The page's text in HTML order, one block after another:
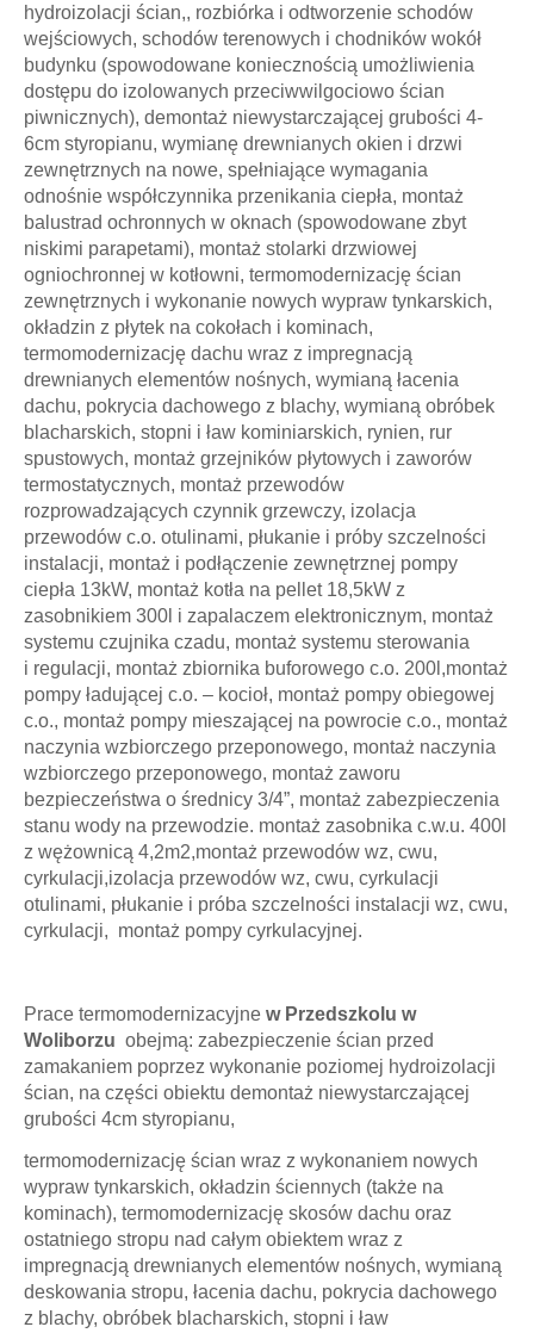
hydroizolacji ścian,, rozbiórka i odtworzenie schodów
wejściowych, schodów terenowych i chodników wokół
budynku (spowodowane koniecznością umożliwienia
dostępu do izolowanych przeciwwilgociowo ścian
piwnicznych), demontaż niewystarczającej grubości 4-
6cm styropianu, wymianę drewnianych okien i drzwi
zewnętrznych na nowe, spełniające wymagania
odnośnie współczynnika przenikania ciepła, montaż
balustrad ochronnych w oknach (spowodowane zbyt
niskimi parapetami), montaż stolarki drzwiowej
ogniochronnej w kotłowni, termomodernizację ścian
zewnętrznych i wykonanie nowych wypraw tynkarskich,
okładzin z płytek na cokołach i kominach,
termomodernizację dachu wraz z impregnacją
drewnianych elementów nośnych, wymianą łacenia
dachu, pokrycia dachowego z blachy, wymianą obróbek
blacharskich, stopni i ław kominiarskich, rynien, rur
spustowych, montaż grzejników płytowych i zaworów
termostatycznych, montaż przewodów
rozprowadzających czynnik grzewczy, izolacja
przewodów c.o. otulinami, płukanie i próby szczelności
instalacji, montaż i podłączenie zewnętrznej pompy
ciepła 13kW, montaż kotła na pellet 18,5kW z
zasobnikiem 300l i zapalaczem elektronicznym, montaż
systemu czujnika czadu, montaż systemu sterowania
i regulacji, montaż zbiornika buforowego c.o. 200l,montaż
pompy ładującej c.o. – kocioł, montaż pompy obiegowej
c.o., montaż pompy mieszającej na powrocie c.o., montaż
naczynia wzbiorczego przeponowego, montaż naczynia
wzbiorczego przeponowego, montaż zaworu
bezpieczeństwa o średnicy 3/4”, montaż zabezpieczenia
stanu wody na przewodzie. montaż zasobnika c.w.u. 400l
z wężownicą 4,2m2,montaż przewodów wz, cwu,
cyrkulacji,izolacja przewodów wz, cwu, cyrkulacji
otulinami, płukanie i próba szczelności instalacji wz, cwu,
cyrkulacji, montaż pompy cyrkulacyjnej.
Prace termomodernizacyjne w Przedszkolu w
Woliborzu obejmą: zabezpieczenie ścian przed
zamakaniem poprzez wykonanie poziomej hydroizolacji
ścian, na części obiektu demontaż niewystarczającej
grubości 4cm styropianu,
termomodernizację ścian wraz z wykonaniem nowych
wypraw tynkarskich, okładzin ściennych (także na
kominach), termomodernizację skosów dachu oraz
ostatniego stropu nad całym obiektem wraz z
impregnacją drewnianych elementów nośnych, wymianą
deskowania stropu, łacenia dachu, pokrycia dachowego
z blachy, obróbek blacharskich, stopni i ław